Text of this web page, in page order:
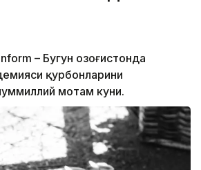
– Бугун Қозоғистонда
қурбонларини
мотам куни.